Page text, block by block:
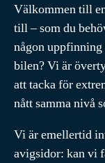
Välkommen till
till – som du
någon
bilen? Vi är
att tacka för
nått samma nivå
Vi är emellertid
avigsidor: kan vi